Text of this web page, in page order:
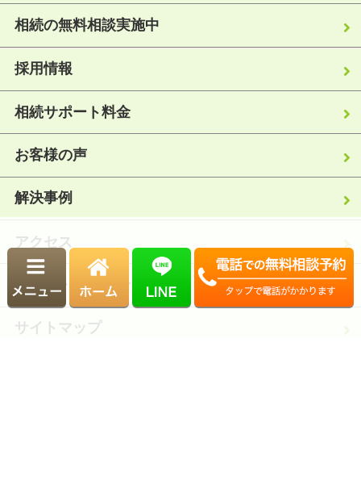
相続の無料相談実施中
採用情報
相続サポート料金
お客様の声
解決事例
アクセス
ご予約・お問合せ
サイトマップ